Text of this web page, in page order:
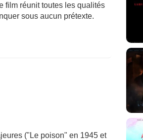
film réunit toutes les qualités
sous aucun prétexte.
("Le poison" en 1945 et